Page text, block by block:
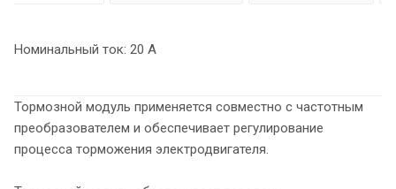
Номинальный ток: 20 А
Тормозной модуль применяется совместно с частотным
преобразователем и обеспечивает регулирование
процесса торможения электродвигателя.